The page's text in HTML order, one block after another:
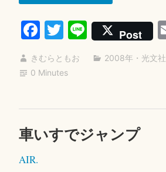
く
は
落
ち
い”
Fa
ce
bo
T
wi
tte
Li
ne
Post
きむらともお 2008年 ・ 光文社
0 Minutes
車いすでジャンプ
AIR.